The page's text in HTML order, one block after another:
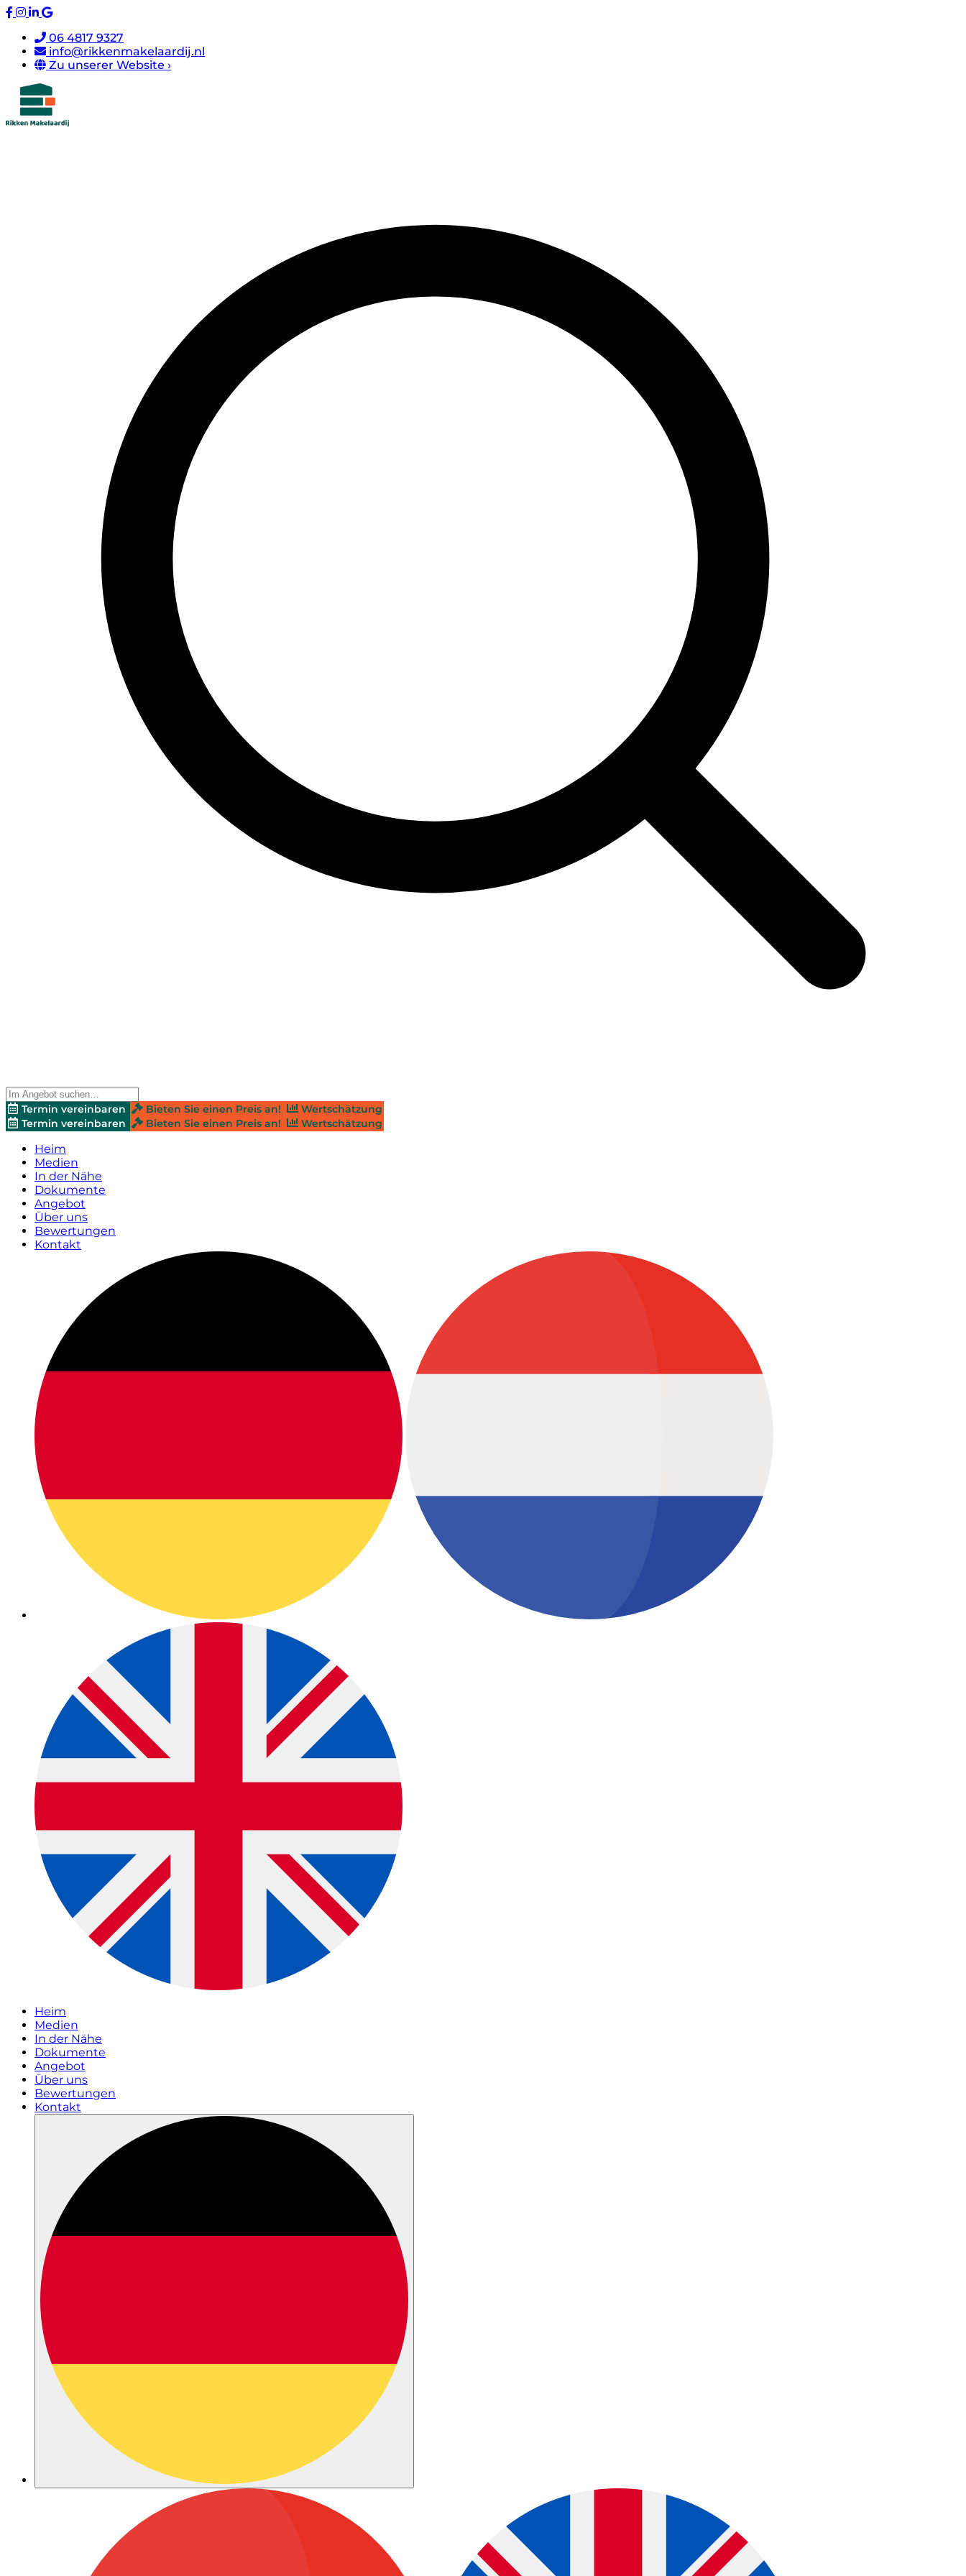
06 4817 9327
info@rikkenmakelaardij.nl
Zu unserer Website ›
Termin vereinbaren Bieten Sie einen Preis an!
Wertschätzung
Termin vereinbaren
Bieten Sie einen Preis an! Wertschätzung
Heim
Medien
In der Nähe
Dokumente
Angebot
Über uns
Bewertungen
Kontakt
Heim
Medien
In der Nähe
Dokumente
Angebot
Über uns
Bewertungen
Kontakt